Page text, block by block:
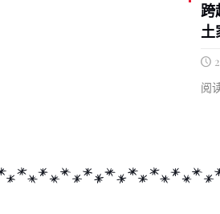
跨
土
阅